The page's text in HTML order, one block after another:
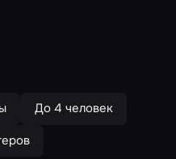
До 4 человек